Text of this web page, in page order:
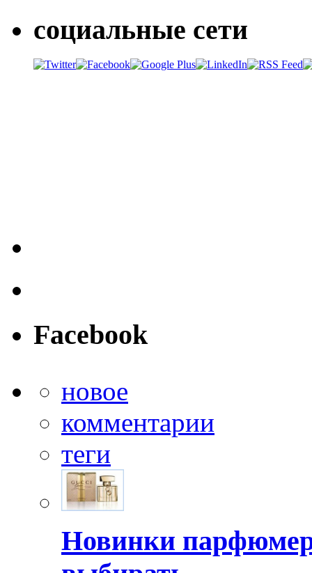
социальные сети
Facebook
новое
комментарии
теги
Новинки